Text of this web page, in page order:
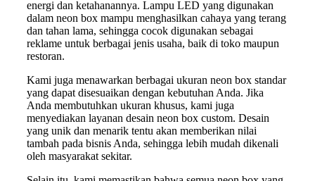
energi dan ketahanannya. Lampu LED yang digunakan
dalam neon box mampu menghasilkan cahaya yang terang
dan tahan lama, sehingga cocok digunakan sebagai
reklame untuk berbagai jenis usaha, baik di toko maupun
restoran.
Kami juga menawarkan berbagai ukuran neon box standar
yang dapat disesuaikan dengan kebutuhan Anda. Jika
Anda membutuhkan ukuran khusus, kami juga
menyediakan layanan desain neon box custom. Desain
yang unik dan menarik tentu akan memberikan nilai
tambah pada bisnis Anda, sehingga lebih mudah dikenali
oleh masyarakat sekitar.